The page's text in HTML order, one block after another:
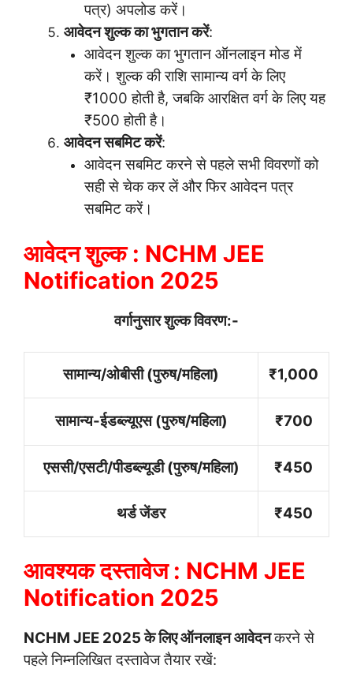
पत्र) अपलोड करें।
आवेदन शुल्क का भुगतान करें:
आवेदन शुल्क का भुगतान ऑनलाइन मोड में
करें। शुल्क की राशि सामान्य वर्ग के लिए
₹1000 होती है, जबकि आरक्षित वर्ग के लिए यह
₹500 होती है।
आवेदन सबमिट करें:
आवेदन सबमिट करने से पहले सभी विवरणों को
सही से चेक कर लें और फिर आवेदन पत्र
सबमिट करें।
आवेदन शुल्क : NCHM JEE
Notification 2025
वर्गानुसार शुल्क विवरण:-
सामान्य/ओबीसी (पुरुष/महिला) ₹1,000
सामान्य-ईडब्ल्यूएस (पुरुष/महिला) ₹700
एससी/एसटी/पीडब्ल्यूडी (पुरुष/महिला) ₹450
थर्ड जेंडर ₹450
आवश्यक दस्तावेज : NCHM JEE
Notification 2025
NCHM JEE 2025 के लिए ऑनलाइन आवेदनकरने से
पहले निम्नलिखित दस्तावेज तैयार रखें: